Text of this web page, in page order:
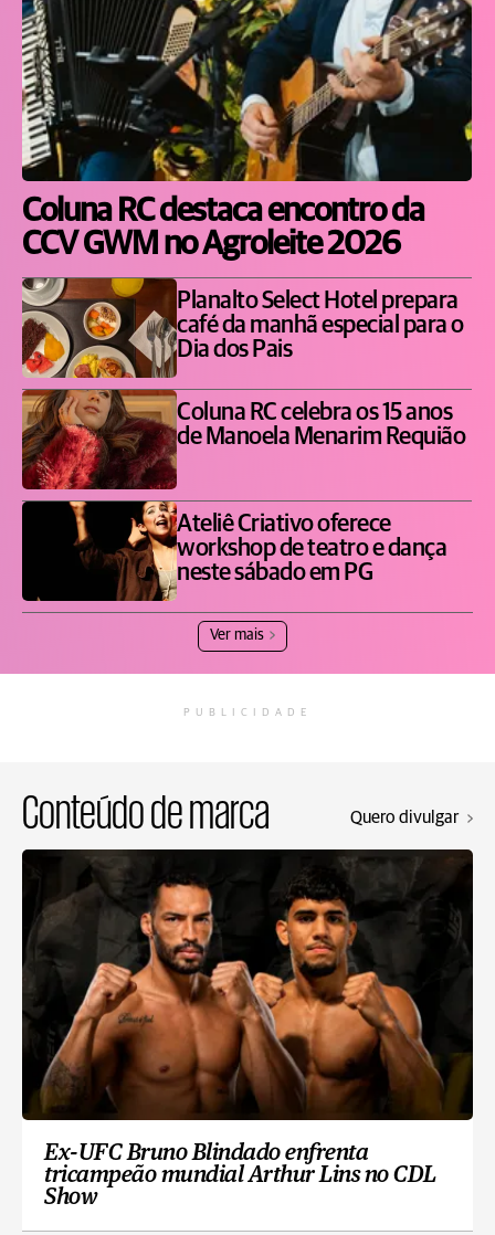
Coluna RC destaca encontro da
CCV GWM no Agroleite 2026
Planalto Select Hotel prepara
café da manhã especial para o
Dia dos Pais
Coluna RC celebra os 15 anos
de Manoela Menarim Requião
Ateliê Criativo oferece
workshop de teatro e dança
neste sábado em PG
Ver mais
PUBLICIDADE
Conteúdo de marca Quero divulgar
Ex-UFC Bruno Blindado enfrenta
tricampeão mundial Arthur Lins no CDL
Show